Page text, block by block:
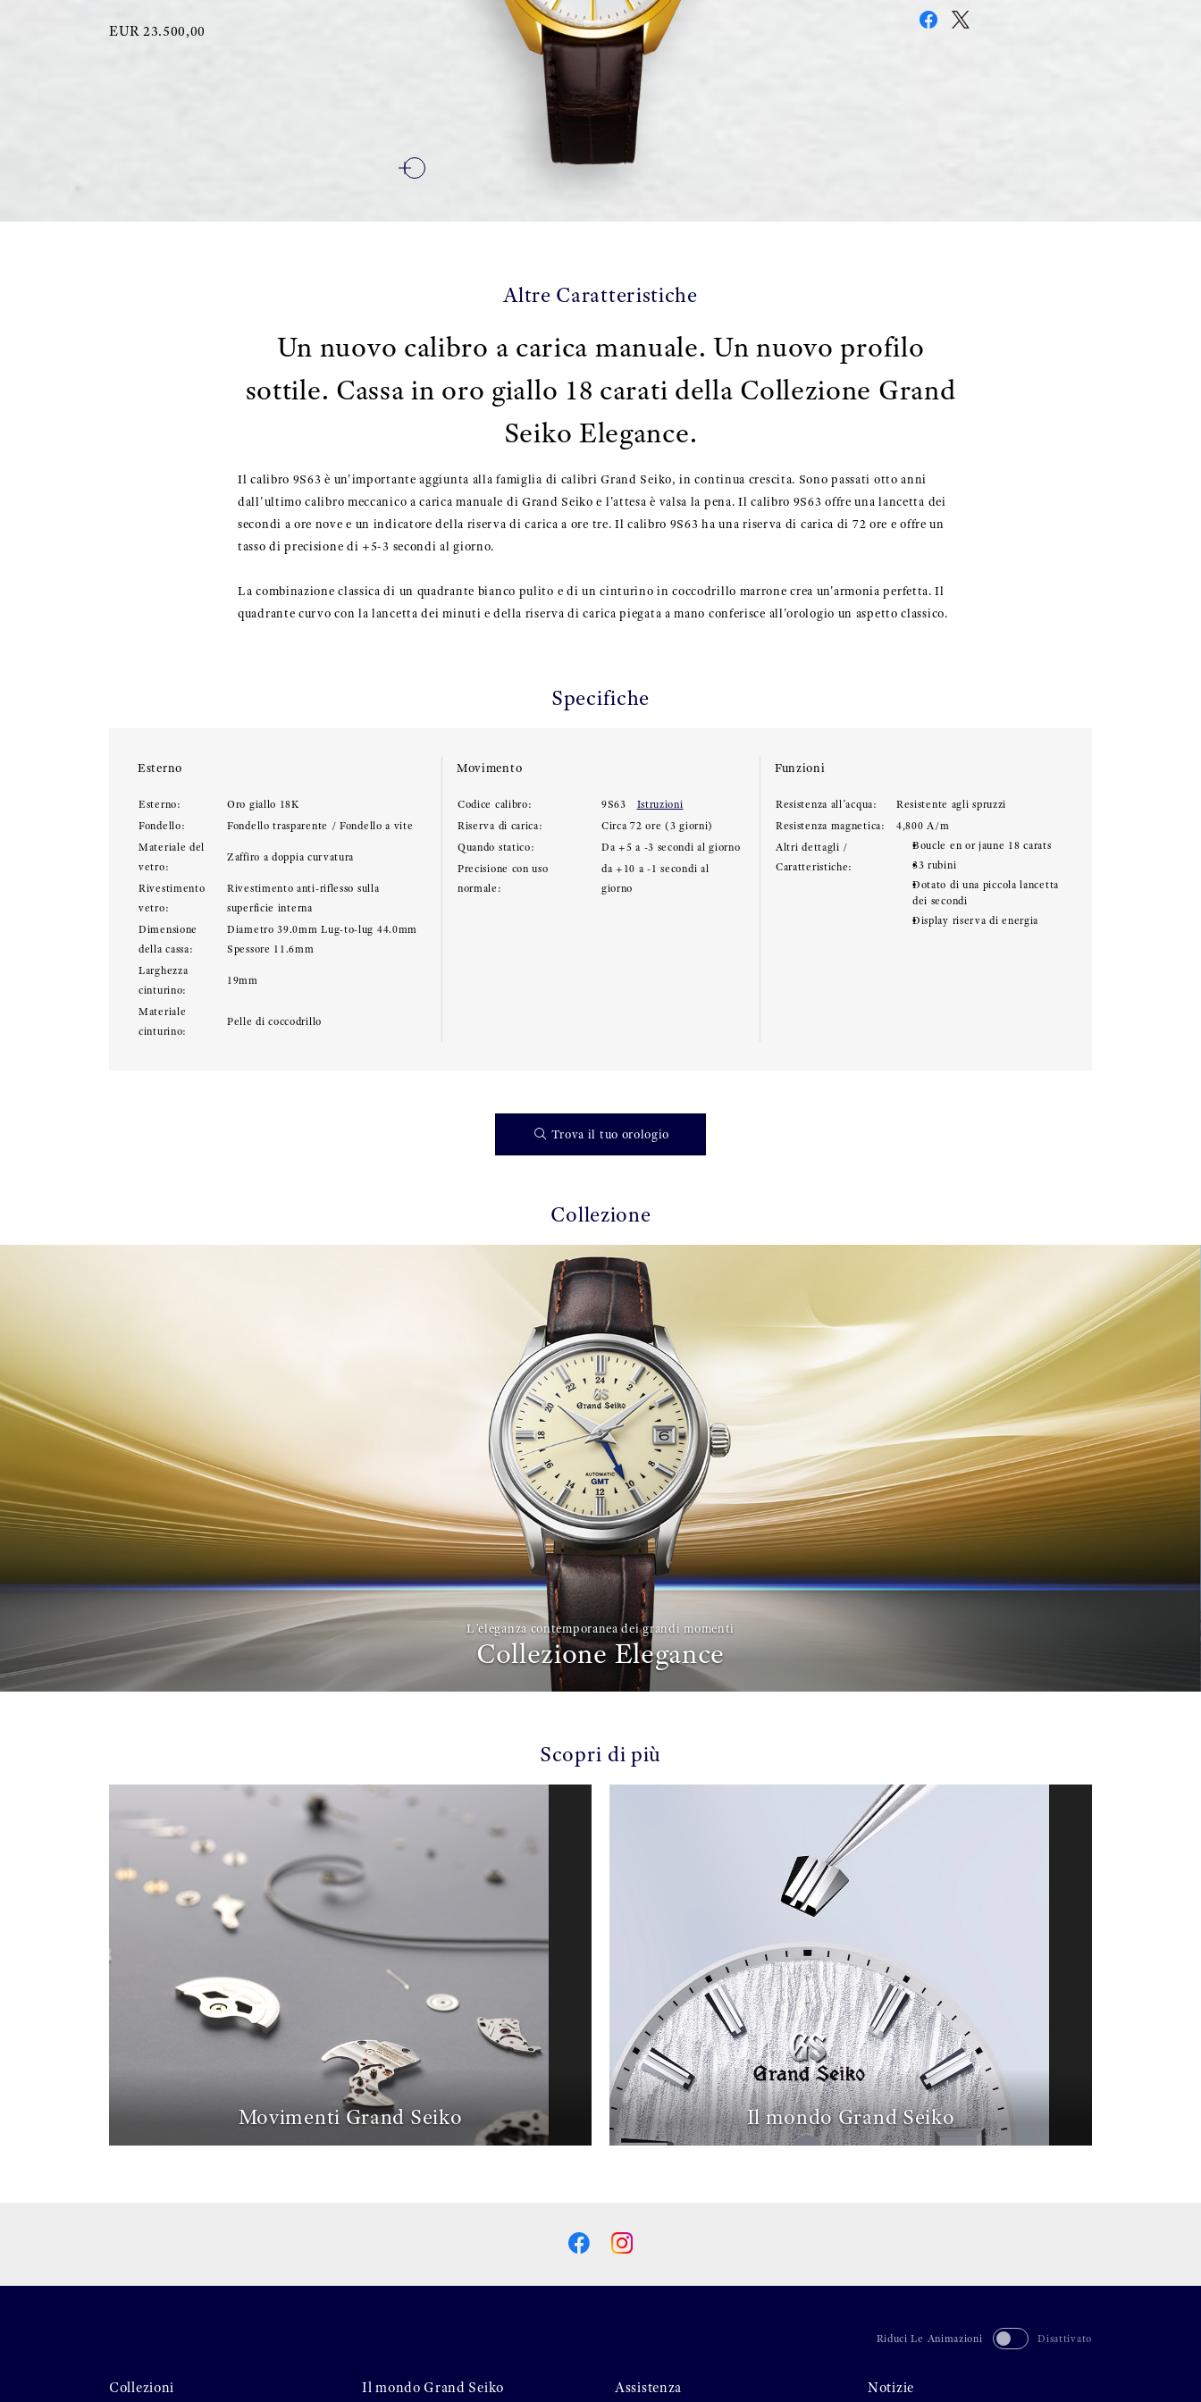
EUR 23.500,00
Altre Caratteristiche
Un nuovo calibro a carica manuale. Un nuovo profilo
sottile. Cassa in oro giallo 18 carati della Collezione Grand
Seiko Elegance.
Il calibro 9S63 è un'importante aggiunta alla famiglia di calibri Grand Seiko, in continua crescita. Sono passati otto anni
dall'ultimo calibro meccanico a carica manuale di Grand Seiko e l'attesa è valsa la pena. Il calibro 9S63 offre una lancetta dei
secondi a ore nove e un indicatore della riserva di carica a ore tre. Il calibro 9S63 ha una riserva di carica di 72 ore e offre un
tasso di precisione di +5-3 secondi al giorno.
La combinazione classica di un quadrante bianco pulito e di un cinturino in coccodrillo marrone crea un'armonia perfetta. Il
quadrante curvo con la lancetta dei minuti e della riserva di carica piegata a mano conferisce all'orologio un aspetto classico.
Specifiche
Esterno
Esterno:
Oro giallo 18K
Fondello:
Fondello trasparente / Fondello a vite
Materiale del
vetro:
Zaffiro a doppia curvatura
Rivestimento
vetro:
Rivestimento anti-riflesso sulla
superficie interna
Dimensione
della cassa:
Diametro 39.0mm Lug-to-lug 44.0mm
Spessore 11.6mm
Larghezza
cinturino:
19mm
Materiale
cinturino:
Pelle di coccodrillo
Movimento
Codice calibro: 9S63
Istruzioni
Riserva di carica:
Circa 72 ore (3 giorni)
Quando statico:
Da +5 a -3 secondi al giorno
Precisione con uso
normale:
da +10 a -1 secondi al
giorno
Funzioni
Resistenza all’acqua:
Resistente agli spruzzi
Resistenza magnetica:
4,800 A/m
Altri dettagli /
Caratteristiche:
Boucle en or jaune 18 carats
33 rubini
Dotato di una piccola lancetta
dei secondi
Display riserva di energia
Trova il tuo orologio
Collezione
L’eleganza contemporanea dei grandi momenti
Collezione Elegance
Scopri di più
Movimenti Grand Seiko Il mondo Grand Seiko
Riduci Le Animazioni Disattivato
Collezioni Il mondo Grand Seiko Assistenza Notizie